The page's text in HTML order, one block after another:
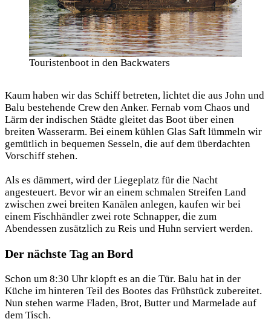
Touristenboot in den Backwaters
Kaum haben wir das Schiff betreten, lichtet die aus John und
Balu bestehende Crew den Anker. Fernab vom Chaos und
Lärm der indischen Städte gleitet das Boot über einen
breiten Wasserarm. Bei einem kühlen Glas Saft lümmeln wir
gemütlich in bequemen Sesseln, die auf dem überdachten
Vorschiff stehen.
Als es dämmert, wird der Liegeplatz für die Nacht
angesteuert. Bevor wir an einem schmalen Streifen Land
zwischen zwei breiten Kanälen anlegen, kaufen wir bei
einem Fischhändler zwei rote Schnapper, die zum
Abendessen zusätzlich zu Reis und Huhn serviert werden.
Der nächste Tag an Bord
Schon um 8:30 Uhr klopft es an die Tür. Balu hat in der
Küche im hinteren Teil des Bootes das Frühstück zubereitet.
Nun stehen warme Fladen, Brot, Butter und Marmelade auf
dem Tisch.